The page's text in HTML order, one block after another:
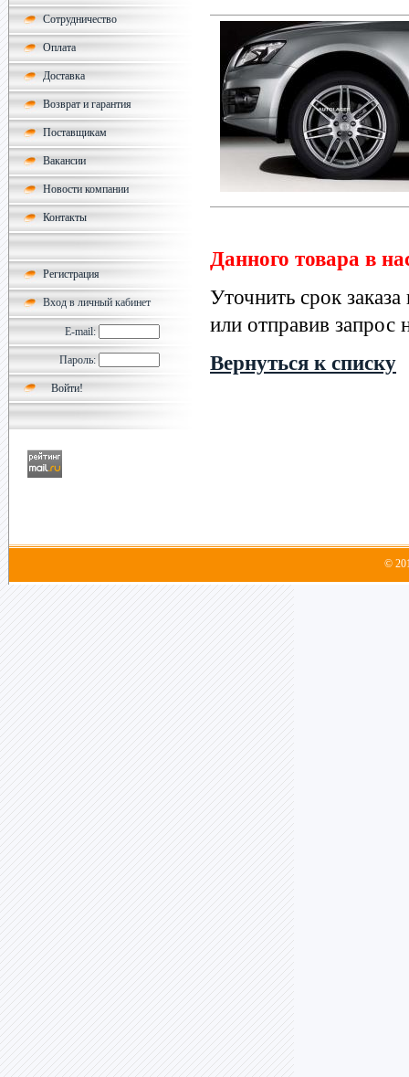
Сотрудничество
Оплата
Доставка
Возврат и гарантия
Поставщикам
Вакансии
Новости компании
Контакты
Регистрация
Вход в личный кабинет
E-mail:
Пароль:
Данного товара в
Уточнить срок
или отправив запрос
Вернуться к списку
©